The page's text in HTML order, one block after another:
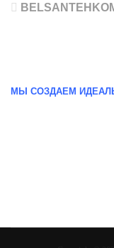
МЫ СОЗДАЕМ